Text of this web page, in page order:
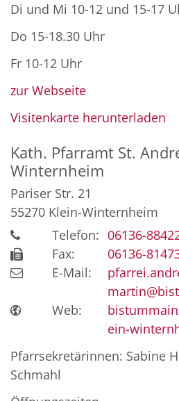
Di und Mi 10-12 und 15-17
Do 15-18.30 Uhr
Fr 10-12 Uhr
zur Webseite
Visitenkarte herunterladen
Kath. Pfarramt St.
Winternheim
Pariser Str. 21
55270 Klein-Winternheim
Telefon: 06136-
Fax:
06136-
E-Mail:
Web:
ein-
Pfarrsekretärinnen: Sabine
Schmahl